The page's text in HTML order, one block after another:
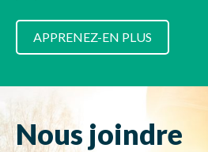
APPRENEZ-EN PLUS
Nous joindre